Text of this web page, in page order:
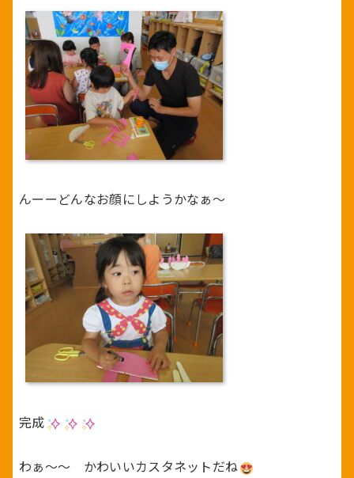
んーーどんなお顔にしようかなぁ～
完成
わぁ～～ かわいいカスタネットだね